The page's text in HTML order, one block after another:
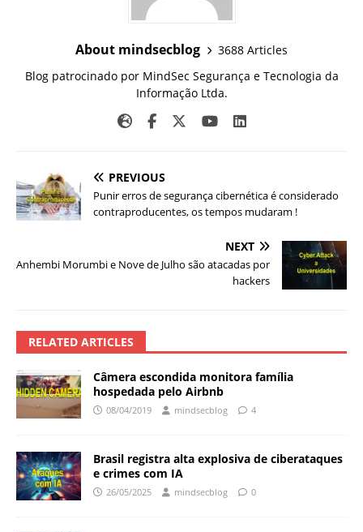
About mindsecblog
3688 Articles
Blog patrocinado por MindSec Segurança e Tecnologia da
Informação Ltda.
PREVIOUS
Punir erros de segurança cibernética é considerado
contraproducentes, os tempos mudaram !
NEXT
Anhembi Morumbi e Nove de Julho são atacadas por
hackers
RELATED ARTICLES
Câmera escondida monitora família
hospedada pelo Airbnb
08/04/2019 mindsecblog 4
Brasil registra alta explosiva de ciberataques
e crimes com IA
26/05/2025 mindsecblog 0